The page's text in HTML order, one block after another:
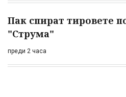
Пак спират тировете
"Струма"
преди 2 часа